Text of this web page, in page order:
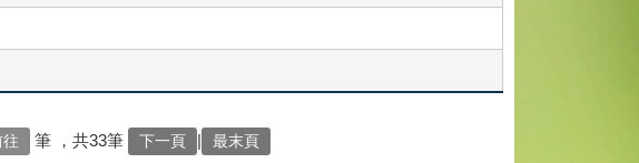
筆 ，共33筆 下一頁 | 最末頁